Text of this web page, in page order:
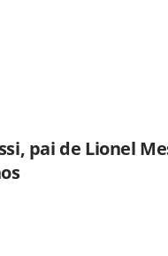
pai de Lionel